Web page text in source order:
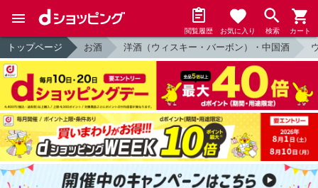
閲覧履歴 お気に入り 検索 カート
トップページ お酒 洋酒（ウィスキー・バーボン）・中国酒